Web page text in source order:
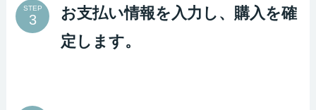
STEP
お支払い情報を入力し、購入を確
定します。